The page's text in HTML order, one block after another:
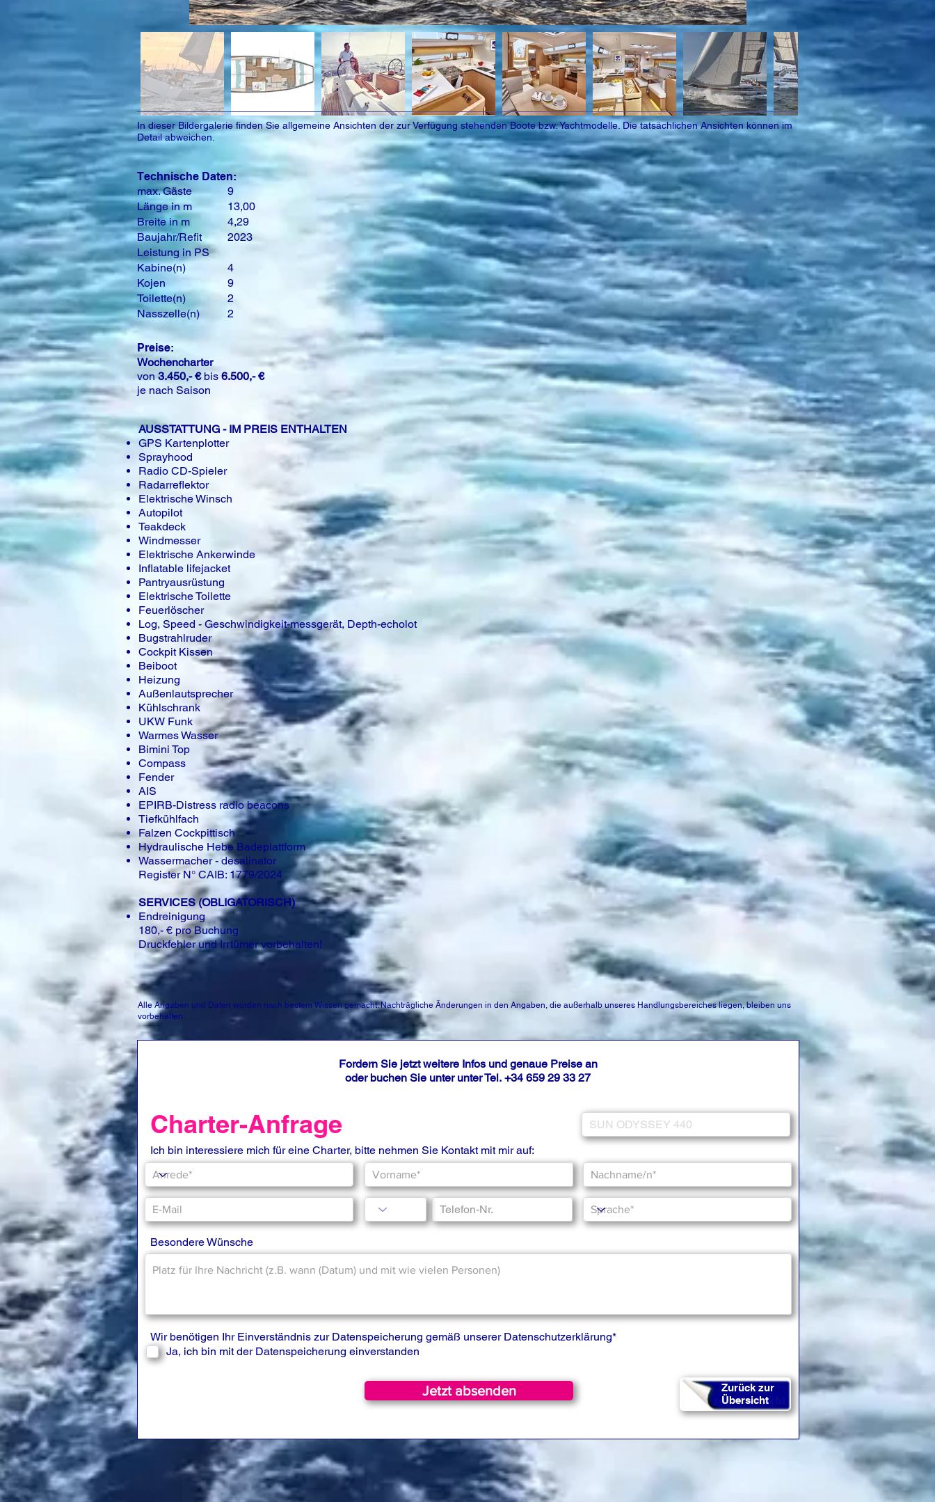
In dieser Bildergalerie finden Sie allgemeine Ansichten der zur Verfügung stehenden Boote bzw. Yachtmodelle. Die tatsächlichen Ansichten können im
Detail abweichen.
Technische Daten:
max. Gäste
Länge in m
Breite in m
Baujahr/Refit
Leistung in PS
Kabine(n)
Kojen
Toilette(n)
Nasszelle(n)
9
13,00
4,29
2023
4
9
2
2
Preise:
Wochencharter
von3.450,- €bis 6.500,- €
je nach Saison
AUSSTATTUNG - IM PREIS ENTHALTEN
GPS Kartenplotter
Sprayhood
Radio CD-Spieler
Radarreflektor
Elektrische Winsch
Autopilot
Teakdeck
Windmesser
Elektrische Ankerwinde
Inflatable lifejacket
Pantryausrüstung
Elektrische Toilette
Feuerlöscher
Log, Speed - Geschwindigkeit-messgerät, Depth-echolot
Bugstrahlruder
Cockpit Kissen
Beiboot
Heizung
Außenlautsprecher
Kühlschrank
UKW Funk
Warmes Wasser
Bimini Top
Compass
Fender
AIS
EPIRB-Distress radio beacons
Tiefkühlfach
Falzen Cockpittisch
Hydraulische Hebe Badeplattform
Wassermacher - desalinator
Register N° CAIB: 1779/2024
SERVICES (OBLIGATORISCH)
Endreinigung
180,- € pro Buchung
Druckfehler und Irrtümer vorbehalten!
Alle Angaben und Daten wurden nach bestem Wissen gemacht. Nachträgliche Änderungen in den Angaben, die außerhalb unseres Handlungsbereiches liegen, bleiben uns
vorbehalten.
Fordern Sie jetzt weitere Infos und genaue Preise an
oder buchen Sie unter unter Tel. +34 659 29 33 27
Charter-Anfrage
Ich bin interessiere mich für eine Charter, bitte nehmen Sie Kontakt mit mir auf:
Besondere Wünsche
Wir benötigen Ihr Einverständnis zur Datenspeicherung gemäß unserer Datenschutzerklärung*
Ja, ich bin mit der Datenspeicherung einverstanden
Jetzt absenden
Zurück zur
Übersicht